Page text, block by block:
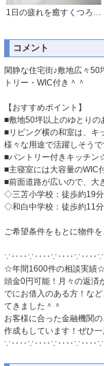
1日の疲れを癒すくつろぎのバスルーム。足を伸ばしてもゆったりと入れるサイズです。お子様と一緒にお風呂に入っても狭くないですね^^
コメント
閑静な住宅街♪敷地広々
トリー・WIC付き＾＾
【おすすめポイント】
■敷地50坪以上のゆとりの
■リビング横の和室は、キ
様々な用途で活躍しそう
■パントリー付きキッチン
■主寝室には大容量のWIC
■前面道路が広いので、
◇三苫小学校：徒歩約19分
◇和白中学校：徒歩約11分
ご希望条件をもとに物件
☆年間1600件の相談実績☆
頭金0円可能！月々の返済
でにお借入のある方！な
てきました＾＾
お客様に合った金融機関
作成もしています！ぜひ